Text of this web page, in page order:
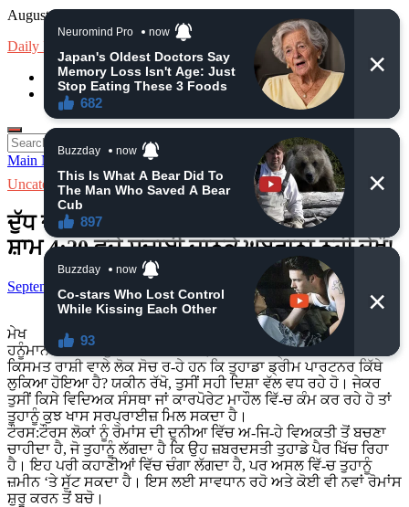
Skip
content
August 7, 2026
Daily News
loan
Insurance
Search
for:
Main Menu
Uncategorized
ਦੁੱਧ ਦਾ ਦੁੱਧ ਅਤੇ ਪਾਣੀ ਦਾ ਪਾਣੀ ਹੋਣ ਵਾਲਾ ਹੈ ਕੱਲ
ਸ਼ਾਮ 4:20 ਵਜੇ ਸਚਾਈ ਜਾਨਕੇ ਘਬਰਾਨਾ ਨਹੀ ਦੇਖੌ!
September 23, 2024- by admin Leave a Comment
ਮੇਖ
ਹਨੂੰਮਾਨ ਜੀ ਦੇਣਗੇ ਖੁਸ਼ੀਆਂ ਦਾ ਵਰਦਾਨ, ਬਦਲੇਗੀ ਇਨ੍ਹਾਂ 3 ਰਾਸ਼ੀਆਂ ਦੀ
ਕਿਸਮਤ ਰਾਸ਼ੀ ਵਾਲੇ ਲੋਕ ਸੋਚ ਰ-ਹੇ ਹਨ ਕਿ ਤੁਹਾਡਾ ਡ੍ਰੀਮ ਪਾਰਟਨਰ ਕਿੱਥੇ
ਲੁਕਿਆ ਹੋਇਆ ਹੈ? ਯਕੀਨ ਰੱਖੋ, ਤੁਸੀਂ ਸਹੀ ਦਿਸ਼ਾ ਵੱਲ ਵਧ ਰਹੇ ਹੋ। ਜੇਕਰ
ਤੁਸੀਂ ਕਿਸੇ ਵਿਦਿਅਕ ਸੰਸਥਾ ਜਾਂ ਕਾਰਪੋਰੇਟ ਮਾਹੌਲ ਵਿੱ-ਚ ਕੰਮ ਕਰ ਰਹੇ ਹੋ ਤਾਂ
ਤੁਹਾਨੂੰ ਕੁਝ ਖਾਸ ਸਰਪ੍ਰਾਈਜ਼ ਮਿਲ ਸਕਦਾ ਹੈ।
ਟੌਰਸ:ਟੌਰਸ ਲੋਕਾਂ ਨੂੰ ਰੋਮਾਂਸ ਦੀ ਦੁਨੀਆ ਵਿੱਚ ਅ-ਜਿ-ਹੇ ਵਿਅਕਤੀ ਤੋਂ ਬਚਣਾ
ਚਾਹੀਦਾ ਹੈ, ਜੋ ਤੁਹਾਨੂੰ ਲੱਗਦਾ ਹੈ ਕਿ ਉਹ ਜ਼ਬਰਦਸਤੀ ਤੁਹਾਡੇ ਪੈਰ ਖਿੱਚ ਰਿਹਾ
ਹੈ। ਇਹ ਪਰੀ ਕਹਾਣੀਆਂ ਵਿੱਚ ਚੰਗਾ ਲੱਗਦਾ ਹੈ, ਪਰ ਅਸਲ ਵਿੱ-ਚ ਤੁਹਾਨੂੰ
ਜ਼ਮੀਨ ‘ਤੇ ਸੁੱਟ ਸਕਦਾ ਹੈ। ਇਸ ਲਈ ਸਾਵਧਾਨ ਰਹੋ ਅਤੇ ਕੋਈ ਵੀ ਨਵਾਂ ਰੋਮਾਂਸ
ਸ਼ੁਰੂ ਕਰਨ ਤੋਂ ਬਚੋ।